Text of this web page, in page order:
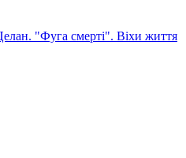
"Фуга смерті". Віхи життя